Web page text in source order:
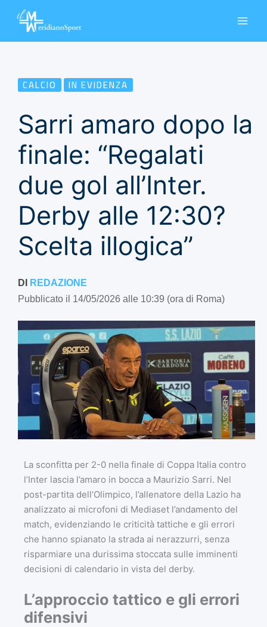
CALCIO IN EVIDENZA
Sarri amaro dopo la
finale: “Regalati
due gol all’Inter.
Derby alle 12:30?
Scelta illogica”
DI REDAZIONE
Pubblicato il 14/05/2026 alle 10:39 (ora di Roma)
La sconfitta per 2-0 nella finale di Coppa Italia contro
l’Inter lascia l’amaro in bocca a Maurizio Sarri. Nel
post-partita dell’Olimpico, l’allenatore della Lazio ha
analizzato ai microfoni di Mediaset l’andamento del
match, evidenziando le criticità tattiche e gli errori
che hanno spianato la strada ai nerazzurri, senza
risparmiare una durissima stoccata sulle imminenti
decisioni di calendario in vista del derby.
L’approccio tattico e gli errori
difensivi